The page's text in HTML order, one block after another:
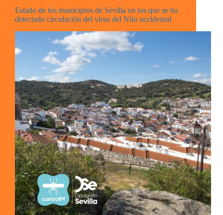
Estado de los municipios de Sevilla en los que se ha
detectado circulación del virus del Nilo occidental